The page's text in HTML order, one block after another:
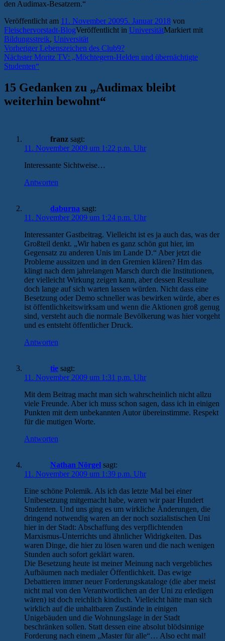
den Audimax-Besatzern.“
Veröffentlicht am 11. November 20095. Januar 2018 von
Fleischervorstadt-BlogVeröffentlicht in UniversitätMarkiert mit
Bildungsstreik, Universität
Beitragsnavigation
Vorheriger Vorheriger
Beitrag:
Lebenszeichen des Club9?
Nächster Nächster
Beitrag:
Moritz TV: „Möchtegern-Helden und übernächtigte
Studenten“
15 Gedanken zu „Audimax bleibt
weiterhin bewohnt“
franz sagt:
11. November 2009 um 1:22 p.m. Uhr
Interessante Sichtweise…
Antworten
daburna sagt:
11. November 2009 um 1:24 p.m. Uhr
Interessanter Gastbeitrag. Vielleicht ist es ja auch das, was der
Großteil denkt. „Wir haben es ganz schön gut hier, im
Gegensatz zu anderen Unis im Lande D.“ Aber jetzt die
Probleme aussitzen und in den Gremien klären? Hm das
klingt nach dem jahrelangen Marsch durch die Institutionen,
der vielleicht Wirkung zeigen kann, aber dessen Resultate
doch lange auf sich warten lassen würden. Nicht dass eine
Besetzung oder Demo schneller was bewirken würde, aber es
ist öffentlichkeitswirksam und wenn die Aktionen groß genug
sind, versteht auch die normale Bevölkerung was hier vorgeht
und es entsteht öffentlicher Druck.
Antworten
tie sagt:
11. November 2009 um 1:31 p.m. Uhr
Mit dem Beitrag macht man sich wahrscheinlich nicht allzu
viele Freunde. Aber ich muss schon sagen, dass ich in einigen
Punkten mit dem unbekannten Autor übereinstimme. Respekt
für die mutigen Worte.
Antworten
Nathan Nörgel sagt:
11. November 2009 um 1:39 p.m. Uhr
Eine schöne Polemik. Als ich das letzte Mal bei einer
Unibesetzung mitgemacht habe, waren wir paar Hundert
Studenten. Und uns ging es um wirkliche Änderungen, die
dringend notwendig waren an der noch sozialistischen Uni
hier in der Stadt: Abschaffung des verpflichtenden
Marxismus-Unterrichts und ähnlicher Widrigkeiten. Das
waren Dinge, die hier zu lösen waren und die nach wenigen
Stunden auch sofort geklärt waren.
Die Besetzung heute ist meiner Meinung nach vergebliches
Aufbäumen nach medialer Öffentlichkeit. Das ewige
Debattieren immer neuer Forderungskataloge (die aber meist
nicht mal von den Verantwortlichen an der Uni zu erledigen
wären) ist doch reichlich kindisch. Vielleicht hätte man sich
wirklich auf die unhaltbaren Zustände in einigen
Unigebäuden und die Wohnungslage in der Stadt
beschränken sollen. Statt dessen eine absolut blödsinnige
Forderung nach einem „Master für alle“… Also echt mal!